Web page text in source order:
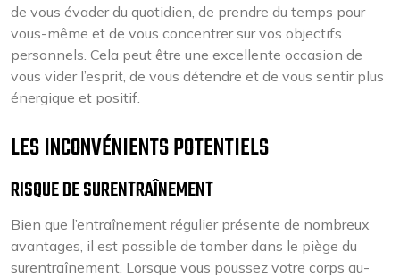
de vous évader du quotidien, de prendre du temps pour
vous-même et de vous concentrer sur vos objectifs
personnels. Cela peut être une excellente occasion de
vous vider l’esprit, de vous détendre et de vous sentir plus
énergique et positif.
LES INCONVÉNIENTS POTENTIELS
RISQUE DE SURENTRAÎNEMENT
Bien que l’entraînement régulier présente de nombreux
avantages, il est possible de tomber dans le piège du
surentraînement. Lorsque vous poussez votre corps au-